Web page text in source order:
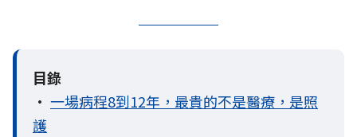
目錄
• 一場病程8到12年，最貴的不是醫療，是照
護